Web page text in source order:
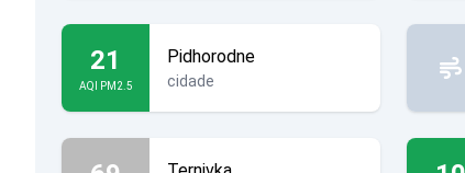
21
AQI PM2.5
Pidhorodne
cidade